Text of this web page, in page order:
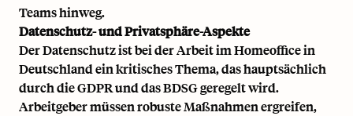
Teams hinweg.
Datenschutz- und Privatsphäre-Aspekte
Der Datenschutz ist bei der Arbeit im Homeoffice in
Deutschland ein kritisches Thema, das hauptsächlich
durch die GDPR und das BDSG geregelt wird.
Arbeitgeber müssen robuste Maßnahmen ergreifen,